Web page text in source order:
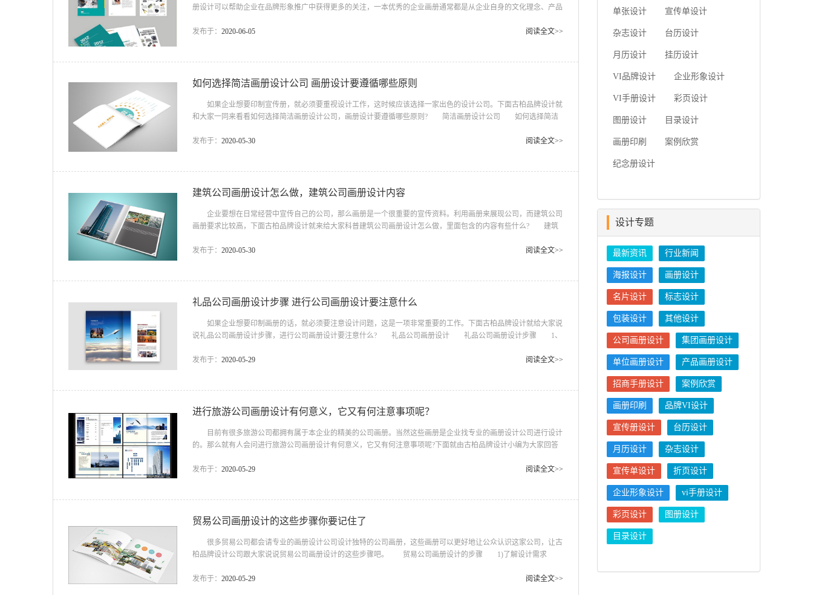
册设计可以帮助企业在品牌形象推广中获得更多的关注，一本优秀的企业画册通常都是从企业自身的文化理念、产品
注意事项?下面一起来看看吧。 画册公司简介设计 什么是公司简介 广州画册设计欣赏公司简介是什么，
发布于： 2020-06-05 阅读全文>>
如何选择简洁画册设计公司 画册设计要遵循哪些原则
如果企业想要印制宣传册，就必须要重视设计工作，这时候应该选择一家出色的设计公司。下面古柏品牌设计就
和大家一同来看看如何选择简洁画册设计公司，画册设计要遵循哪些原则? 简洁画册设计公司 如何选择简洁
在招标的过程中可以根据查询到的信息进行综合对比，挑选出经营状况较为良好的企业。此外，投标公司的合作伙伴
发布于： 2020-05-30 阅读全文>>
建筑公司画册设计怎么做，建筑公司画册设计内容
企业要想在日常经营中宣传自己的公司，那么画册是一个很重要的宣传资料。利用画册来展现公司，而建筑公司
画册要求比较高，下面古柏品牌设计就来给大家科普建筑公司画册设计怎么做，里面包含的内容有些什么? 建筑
发展的现状和优势。制作企业画册的目的就是要企业形象的建立。需要设计者做足准备、计划，需要制作画册设计者
发布于： 2020-05-30 阅读全文>>
礼品公司画册设计步骤 进行公司画册设计要注意什么
如果企业想要印制画册的话，就必须要注意设计问题，这是一项非常重要的工作。下面古柏品牌设计就给大家说
说礼品公司画册设计步骤，进行公司画册设计要注意什么? 礼品公司画册设计 礼品公司画册设计步骤 1、
等资料素材准备齐全并适当留出余量，以备选择。 3、设计：公司自有设计人员的：建议由公司设计人员来进行
发布于： 2020-05-29 阅读全文>>
进行旅游公司画册设计有何意义，它又有何注意事项呢？
目前有很多旅游公司都拥有属于本企业的精美的公司画册。当然这些画册是企业找专业的画册设计公司进行设计
的。那么就有人会问进行旅游公司画册设计有何意义，它又有何注意事项呢?下面就由古柏品牌设计小编为大家回答
向公众展现企业文化、推广公司形象，尤其是旅游行业是否能够让您的读者有种栩栩如生、身临其境的感觉很重要。
发布于： 2020-05-29 阅读全文>>
贸易公司画册设计的这些步骤你要记住了
很多贸易公司都会请专业的画册设计公司设计独特的公司画册，这些画册可以更好地让公众认识这家公司，让古
柏品牌设计公司跟大家说说贸易公司画册设计的这些步骤吧。 贸易公司画册设计的步骤 1)了解设计需求
么纸张，大致想要设计成什么风格的，这些问题都是要沟通好的。 2)设计的重点 如果用单页说明书或大型说
发布于： 2020-05-29 阅读全文>>
简要...
单张设计 宣传单设计
杂志设计 台历设计
月历设计 挂历设计
VI品牌设计 企业形象设计
VI手册设计 彩页设计
图册设计 目录设计
画册印刷 案例欣赏
纪念册设计
设计专题
最新资讯 行业新闻
海报设计 画册设计
名片设计 标志设计
包装设计 其他设计
公司画册设计 集团画册设计
单位画册设计 产品画册设计
招商手册设计 案例欣赏
画册印刷 品牌VI设计
宣传册设计 台历设计
月历设计 杂志设计
宣传单设计 折页设计
企业形象设计 vi手册设计
彩页设计 图册设计
目录设计